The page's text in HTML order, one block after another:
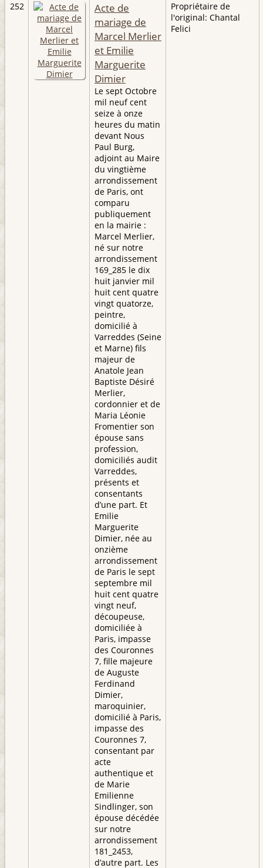
252
Acte de
mariage de
Marcel Merlier
et Emilie
Marguerite
Dimier
Le sept Octobre
mil neuf cent
seize à onze
heures du matin
devant Nous
Paul Burg,
adjoint au Maire
du vingtième
arrondissement
de Paris, ont
comparu
publiquement
en la mairie :
Marcel Merlier,
né sur notre
arrondissement
169_285 le dix
huit janvier mil
huit cent quatre
vingt quatorze,
peintre,
domicilié à
Varreddes (Seine
et Marne) fils
majeur de
Anatole Jean
Baptiste Désiré
Merlier,
cordonnier et de
Maria Léonie
Fromentier son
épouse sans
profession,
domiciliés audit
Varreddes,
présents et
consentants
d’une part. Et
Emilie
Marguerite
Dimier, née au
onzième
arrondissement
de Paris le sept
septembre mil
huit cent quatre
vingt neuf,
découpeuse,
domiciliée à
Paris, impasse
des Couronnes
7, fille majeure
de Auguste
Ferdinand
Dimier,
maroquinier,
domicilié à Paris,
impasse des
Couronnes 7,
consentant par
acte
authentique et
de Marie
Emilienne
Sindlinger, son
épouse décédée
sur notre
arrondissement
181_2453,
d’autre part. Les
Propriétaire de
l'original: Chantal
Felici